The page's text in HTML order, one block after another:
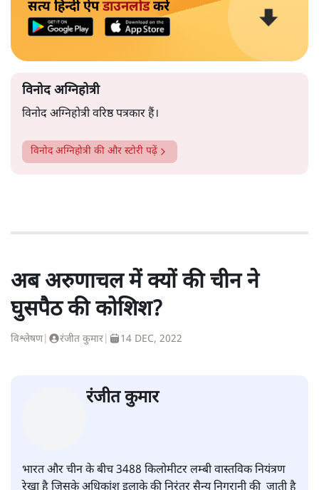
सत्य हिन्दी ऐपडाउनलोडकरें
विनोद अग्निहोत्री
विनोद अग्निहोत्री वरिष्ठ पत्रकार हैं।
विनोद अग्निहोत्री की और स्टोरी पढ़ें
अब अरुणाचल में क्यों की चीन ने
घुसपैठ की कोशिश?
विश्लेषण| रंजीत कुमार 14 DEC, 2022